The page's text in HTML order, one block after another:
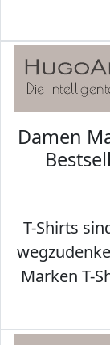
Damen
T-Shirts
Marken T-